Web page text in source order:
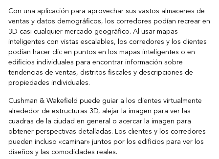
Con una aplicación para aprovechar sus vastos almacenes de
ventas y datos demográficos, los corredores podían recrear en
3D casi cualquier mercado geográfico. Al usar mapas
inteligentes con vistas escalables, los corredores y los clientes
podían hacer clic en puntos en los mapas inteligentes o en
edificios individuales para encontrar información sobre
tendencias de ventas, distritos fiscales y descripciones de
propiedades individuales.
Cushman & Wakefield puede guiar a los clientes virtualmente
alrededor de estructuras 3D, alejar la imagen para ver las
cuadras de la ciudad en general o acercar la imagen para
obtener perspectivas detalladas. Los clientes y los corredores
pueden incluso «caminar» juntos por los edificios para ver los
diseños y las comodidades reales.